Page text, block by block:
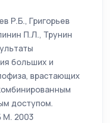
Р.Б., Григорьев
П.Л., Трунин
больших и
врастающих
доступом.
М. 2003